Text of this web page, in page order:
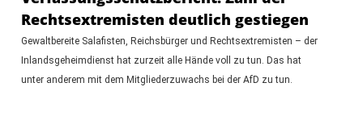
Rechtsextremisten deutlich gestiegen
Gewaltbereite Salafisten, Reichsbürger und Rechtsextremisten – der
Inlandsgeheimdienst hat zurzeit alle Hände voll zu tun. Das hat
unter anderem mit dem Mitgliederzuwachs bei der AfD zu tun.